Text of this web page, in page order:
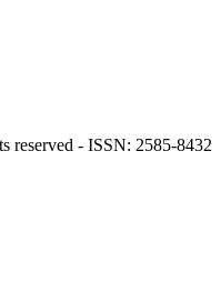
reserved - ISSN: 2585-8432